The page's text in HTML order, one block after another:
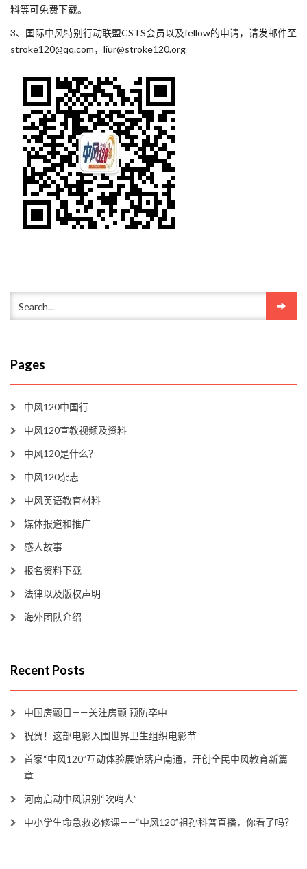
料等可免费下载。
3、国际中风特别行动联盟CSTS会员以及fellow的申请，请发邮件至
stroke120@qq.com，liur@stroke120.org
Pages
中风120中国行
中风120宣教视频及资料
中风120是什么？
中风120杂志
中风英语教育材料
媒体报道和推广
感人故事
报名资料下载
法律以及版权声明
海外团队介绍
Recent Posts
中国房颤日——关注房颤 预防卒中
祝贺！这部电影入围世界卫生组织电影节
首家“中风120”互动体验展馆落户南通，开创全民中风教育新篇
章
河南启动中风识别“吹哨人”
中小学生命急救必修课——“中风120”祖孙科普直播，你看了吗？